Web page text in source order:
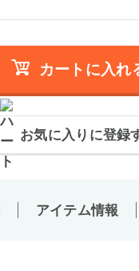
カートに入れ
お気に入りに登録
アイテム情報